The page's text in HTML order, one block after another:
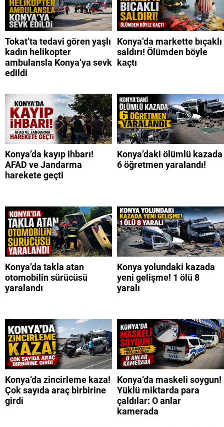
Tokat’ta tedavi gören yaşlı
kadın helikopter
ambulansla Konya’ya sevk
edildi
Konya’da markette bıçaklı
saldırı! Ölümden böyle
kaçtı
Konya’da kayıp ihbarı!
AFAD ve Jandarma
harekete geçti
Konya’daki ölümlü kazada
6 öğretmen yaralandı!
Konya’da takla atan
otomobilin sürücüsü
yaralandı
Konya yolundaki kazada
yeni gelişme! 1 ölü 8
yaralı
Konya’da zincirleme kaza!
Çok sayıda araç birbirine
girdi
Konya’da maskeli soygun!
Yüklü miktarda para
çaldılar: O anlar
kamerada